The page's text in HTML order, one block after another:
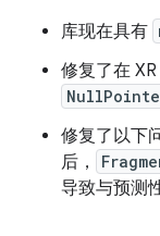
库现在具有
修复了在
修复了以下
后，
导致与预测